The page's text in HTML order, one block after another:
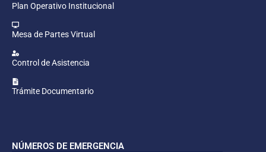
Plan Operativo Institucional
Mesa de Partes Virtual
Control de Asistencia
Trámite Documentario
NÚMEROS DE EMERGENCIA